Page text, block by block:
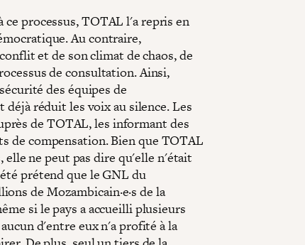
ce processus, TOTAL l'a repris en
Au contraire,
et de son climat de chaos, de
de consultation. Ainsi,
des équipes de
déjà réduit les voix au silence. Les
de TOTAL, les informant des
de compensation. Bien que TOTAL
elle ne peut pas dire qu'elle n'était
prétend que le GNL du
de Mozambicain·e·s de la
si le pays a accueilli plusieurs
d'entre eux n'a profité à la